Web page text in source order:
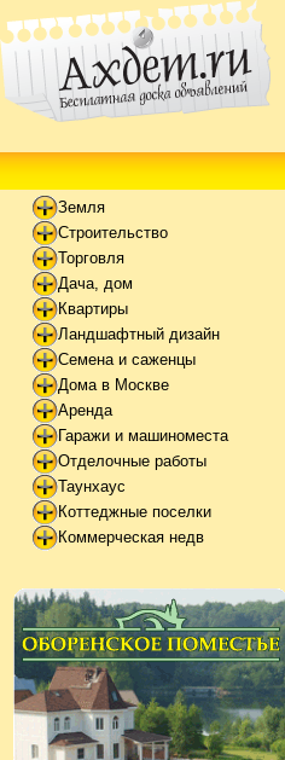
Земля
Строительство
Торговля
Дача, дом
Квартиры
Ландшафтный дизайн
Семена и саженцы
Дома в Москве
Аренда
Гаражи и машиноместа
Отделочные работы
Таунхаус
Коттеджные поселки
Коммерческая недв